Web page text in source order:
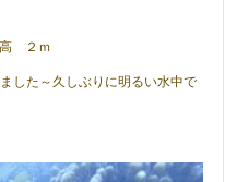
２ｍ
した～久しぶりに明るい水中で